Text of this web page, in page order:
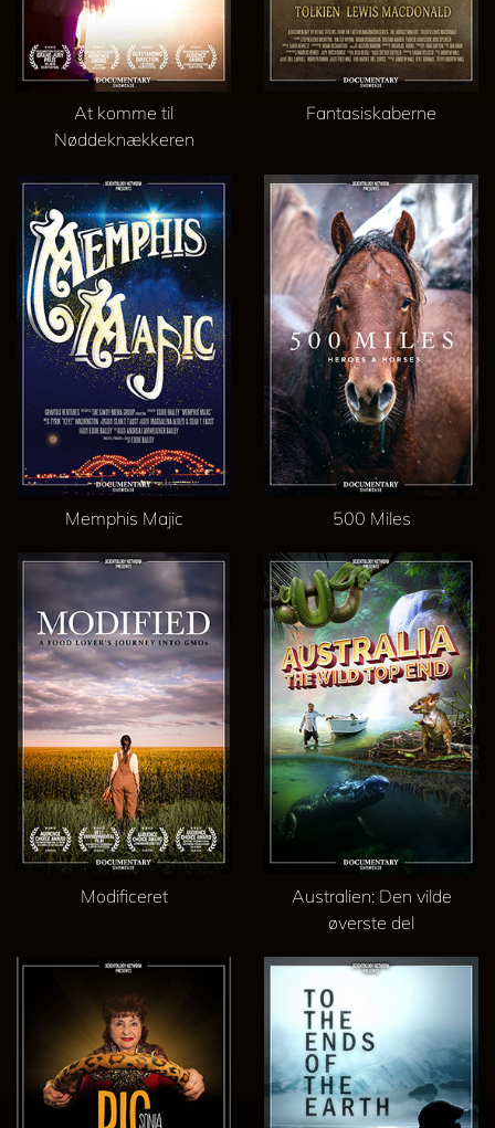
At komme til
Nøddeknækkeren
Fantasiskaberne
Memphis Majic 500 Miles
Modificeret
Australien: Den vilde
øverste del